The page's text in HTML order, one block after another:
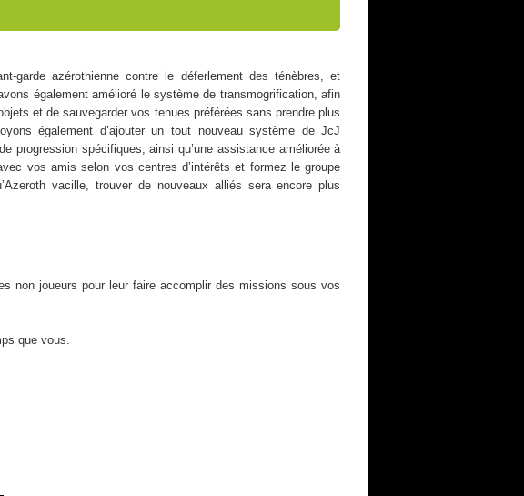
garde azérothienne contre le déferlement des ténèbres, et
également amélioré le système de transmogrification, afin
et de sauvegarder vos tenues préférées sans prendre plus
également d’ajouter un tout nouveau système de JcJ
progression spécifiques, ainsi qu’une assistance améliorée à
vos amis selon vos centres d’intérêts et formez le groupe
vacille, trouver de nouveaux alliés sera encore plus
non joueurs pour leur faire accomplir des missions sous vos
que vous.